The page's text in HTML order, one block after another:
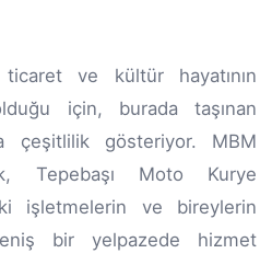
ticaret ve kültür hayatının
için, burada taşınan
çeşitlilik gösteriyor. MBM
Tepebaşı Moto Kurye
işletmelerin ve bireylerin
bir yelpazede hizmet